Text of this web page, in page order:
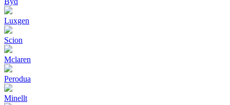
Luxgen
Scion
Mclaren
Perodua
Minellt